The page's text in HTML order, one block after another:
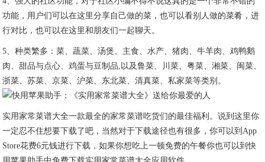
功能，用户们可以在这里分享自己做的菜，也可以看别人做的菜肴，进
行对比，也可以在这里和朋友们一起聊天。
5、种类繁多：菜、蔬菜、汤煲、主食、水产、猪肉、牛羊肉、鸡鸭鹅
肉、甜品与点心、鸡蛋与豆制品,以及鲁菜、川菜、粤菜、湘菜、闽菜、
浙菜、苏菜、京菜、沪菜、东北菜、清真菜、私家菜等类别。
实用家常菜谱大全一款最全的家常菜谱吃货们的最佳福利。说到这里你
一定忍不住想要下载了吧，当然对于下载途径也有很多，你可以到App
Store花费6元钱进行下载，如果你想吃上一顿免费的午餐你也可以到快